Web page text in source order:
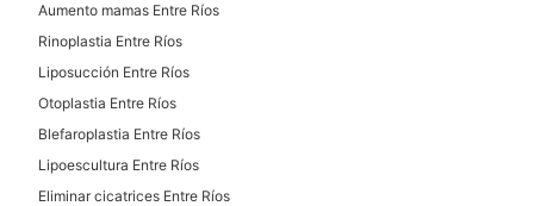
Aumento mamas Entre Ríos
Rinoplastia Entre Ríos
Liposucción Entre Ríos
Otoplastia Entre Ríos
Blefaroplastia Entre Ríos
Lipoescultura Entre Ríos
Eliminar cicatrices Entre Ríos